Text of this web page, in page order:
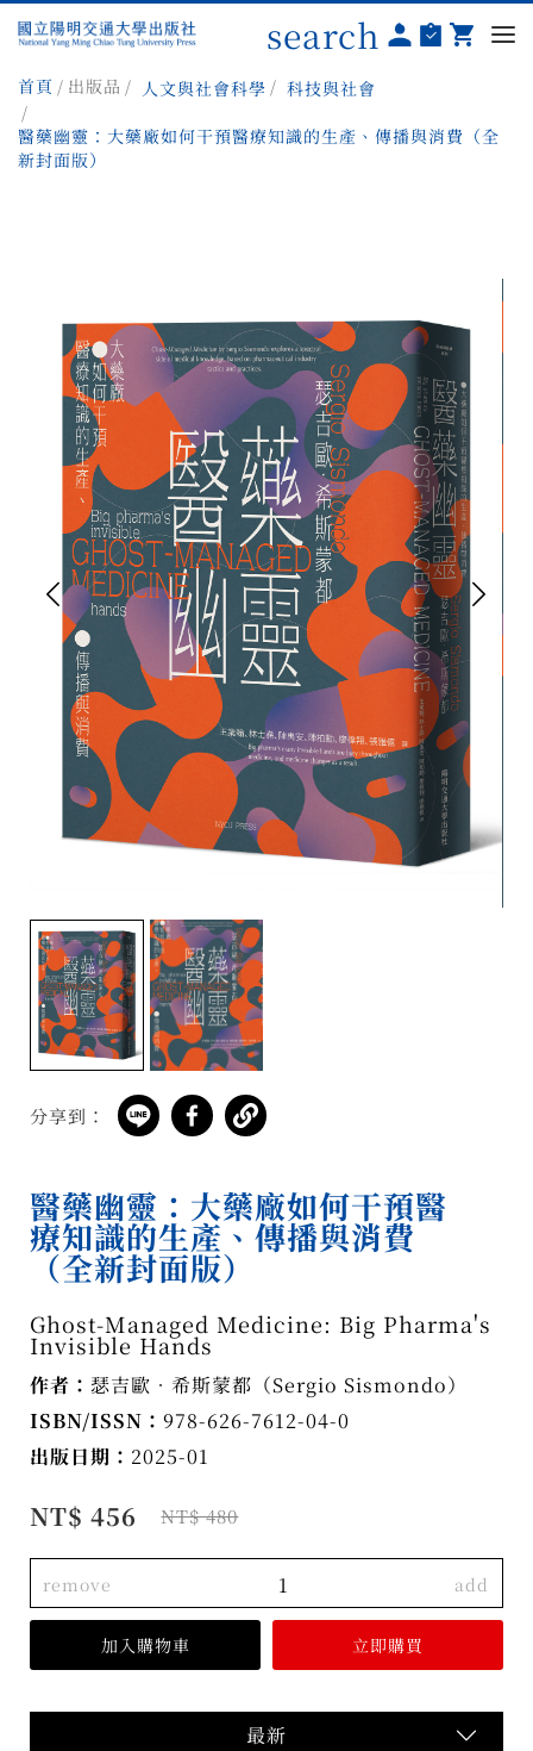
search
首頁 出版品 人文與社會科學
科技與社會
醫藥幽靈：大藥廠如何干預醫療知識的生產、傳播與消費（全
新封面版）
分享到：
醫藥幽靈：大藥廠如何干預醫
療知識的生產、傳播與消費
（全新封面版）
Ghost-Managed Medicine: Big Pharma's
Invisible Hands
作者： 瑟吉歐．希斯蒙都（Sergio Sismondo）
ISBN/ISSN：978-626-7612-04-0
出版日期： 2025-01
NT$ 456 NT$ 480
remove add
最新